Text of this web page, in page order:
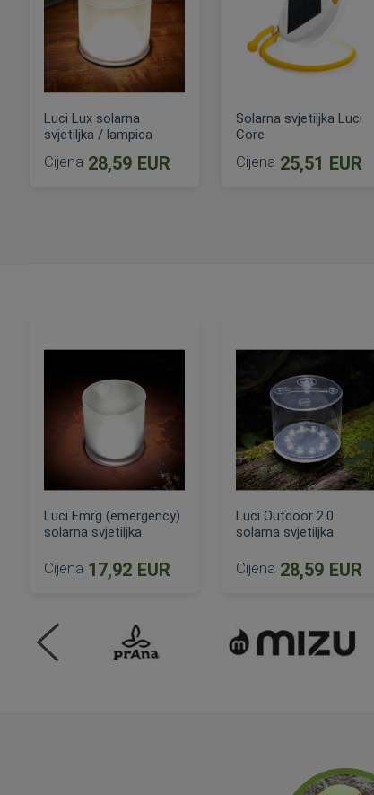
Luci Lux solarna
svjetiljka / lampica
Cijena 28,59 EUR
Solarna svjetiljka Luci
Core
Cijena 25,51 EUR
Luci Emrg (emergency)
solarna svjetiljka
Cijena 17,92 EUR
Luci Outdoor 2.0
solarna svjetiljka
Cijena 28,59 EUR